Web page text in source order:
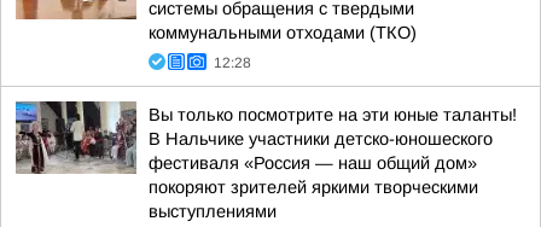
системы обращения с твердыми
коммунальными отходами (ТКО)
12:28
Вы только посмотрите на эти юные таланты!
В Нальчике участники детско-юношеского
фестиваля «Россия — наш общий дом»
покоряют зрителей яркими творческими
выступлениями